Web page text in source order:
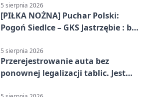
5 sierpnia 2026
[PIŁKA NOŻNA] Puchar Polski:
Pogoń Siedlce – GKS Jastrzębie : bez
5 sierpnia 2026
Przerejestrowanie auta bez
ponownej legalizacji tablic. Jest